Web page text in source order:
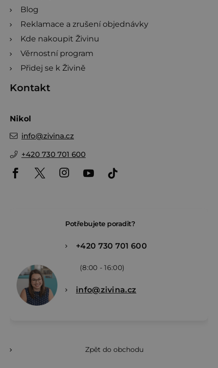
Blog
Reklamace a zrušení objednávky
Kde nakoupit Živinu
Věrnostní program
Přidej se k Živině
Kontakt
Nikol
info@zivina.cz
+420 730 701 600
Potřebujete poradit?
+420 730 701 600
(8:00 - 16:00)
info@zivina.cz
Zpět do obchodu